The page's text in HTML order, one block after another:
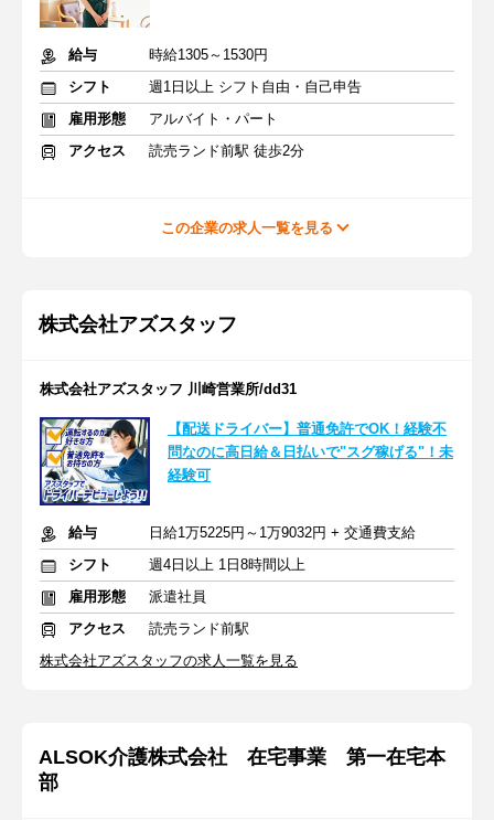
給与
時給1305～1530円
シフト
週1日以上 シフト自由・自己申告
雇用形態
アルバイト・パート
アクセス
読売ランド前駅 徒歩2分
この企業の求人一覧を見る
株式会社アズスタッフ
株式会社アズスタッフ 川崎営業所/dd31
【配送ドライバー】普通免許でOK！経験不
問なのに高日給＆日払いで"スグ稼げる"！未
経験可
給与
日給1万5225円～1万9032円 + 交通費支給
シフト
週4日以上 1日8時間以上
雇用形態
派遣社員
アクセス
読売ランド前駅
株式会社アズスタッフの求人一覧を見る
ALSOK介護株式会社 在宅事業 第一在宅本
部